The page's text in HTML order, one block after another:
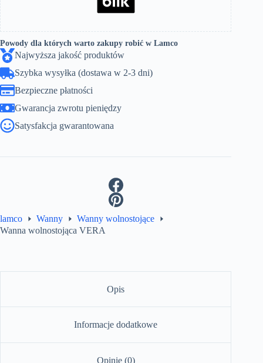
Powody dla których warto zakupy robić w Lamco
Najwyższa jakość produktów
Szybka wysyłka (dostawa w 2-3 dni)
Bezpieczne płatności
Gwarancja zwrotu pieniędzy
Satysfakcja gwarantowana
lamco Wanny
Wanny wolnostojące
Wanna wolnostojąca VERA
Opis
Informacje dodatkowe
Opinie (0)